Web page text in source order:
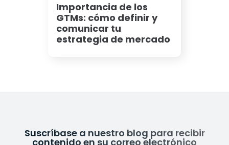
Importancia de los
GTMs: cómo definir y
comunicar tu
estrategia de mercado
Suscríbase a nuestro blog para recibir
contenido en su correo electrónico